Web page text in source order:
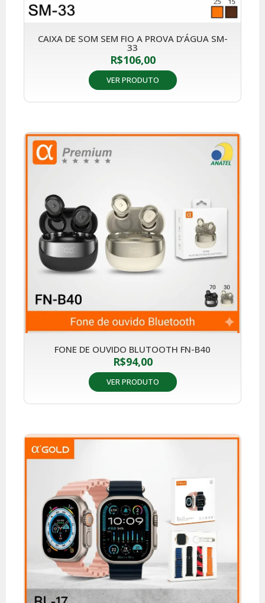
CAIXA DE SOM SEM FIO A PROVA D’ÁGUA SM-
33
R$106,00
VER PRODUTO
FONE DE OUVIDO BLUTOOTH FN-B40
R$94,00
VER PRODUTO